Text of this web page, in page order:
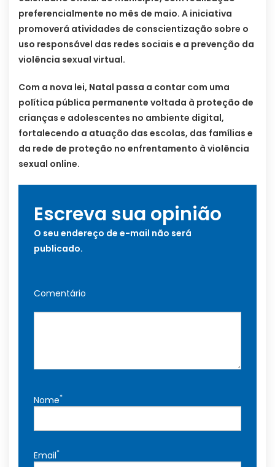
preferencialmente no mês de maio. A iniciativa
promoverá atividades de conscientização sobre o
uso responsável das redes sociais e a prevenção da
violência sexual virtual.
Com a nova lei, Natal passa a contar com uma
política pública permanente voltada à proteção de
crianças e adolescentes no ambiente digital,
fortalecendo a atuação das escolas, das famílias e
da rede de proteção no enfrentamento à violência
sexual online.
Escreva sua opinião
O seu endereço de e-mail não será
publicado.
Comentário
Nome*
Email*